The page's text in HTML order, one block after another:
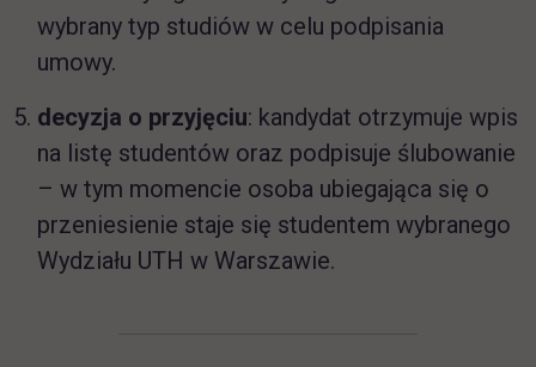
wybrany typ studiów w celu podpisania
umowy.
decyzja o przyjęciu: kandydat otrzymuje wpis
na listę studentów oraz podpisuje ślubowanie
– w tym momencie osoba ubiegająca się o
przeniesienie staje się studentem wybranego
Wydziału UTH w Warszawie.